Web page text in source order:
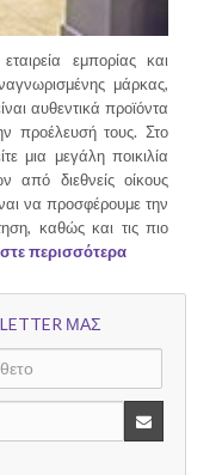
εμπορίας και
μάρκας,
αυθεντικά προϊόντα
προέλευσή τους. Στο
μια μεγάλη ποικιλία
από διεθνείς οίκους
να προσφέρουμε την
καθώς και τις πιο
περισσότερα
ΜΑΣ